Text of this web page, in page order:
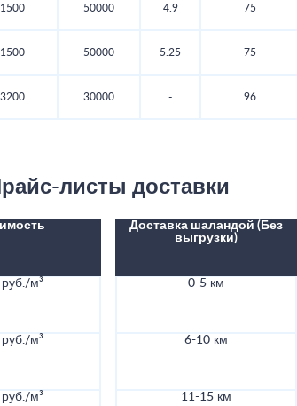
1500 50000 4.9 75
1500 50000 5.25 75
3200 30000 - 96
листы доставки
м³
м³
м³
Доставка шаландой (Без
выгрузки)
0-5 км
6-10 км
11-15 км